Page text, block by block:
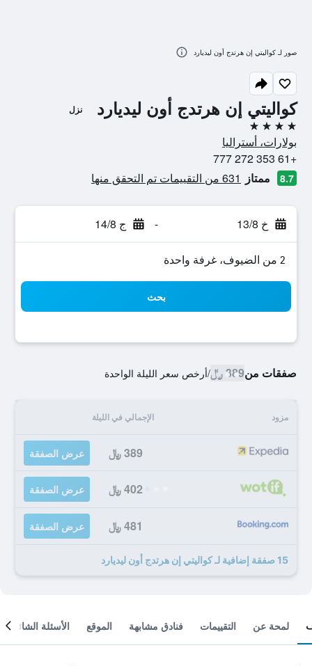
كواليتي إن هرتدج أون ليديارد نزل
4 نجوم
بولارات، أستراليا
+61 353 272 777
8.7 ممتاز 631 من التقييمات تم التحقق منها
خ 13/8 - ج 14/8
2 من الضيوف، غرفة واحدة
بحث
صفقات من389 ﷼ /أرخص سعر الليلة الواحدة
مزود الإجمالي في الليلة
389 ﷼ عرض الصفقة
402 ﷼ عرض الصفقة
481 ﷼ عرض الصفقة
15 صفقة إضافية لـ كواليتي إن هرتدج أون ليديارد
صور لـ كواليتي إن هرتدج أون ليديارد
لمحة عن التقييمات فنادق مشابهة الموقع الأسئلة الشائعة